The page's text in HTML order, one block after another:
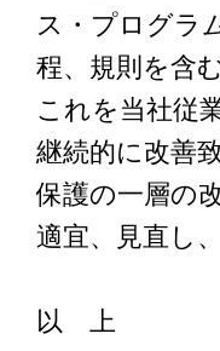
ス・プログラ
程、規則を含
これを当社従
継続的に改善
保護の一層の
適宜、見直し
以 上